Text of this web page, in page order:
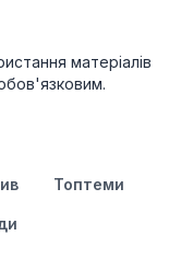
матеріалів
Топтеми